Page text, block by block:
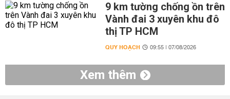
9 km tường chống ồn trên
Vành đai 3 xuyên khu đô
thị TP HCM
QUY HOẠCH 09:55 | 07/08/2026
Xem thêm